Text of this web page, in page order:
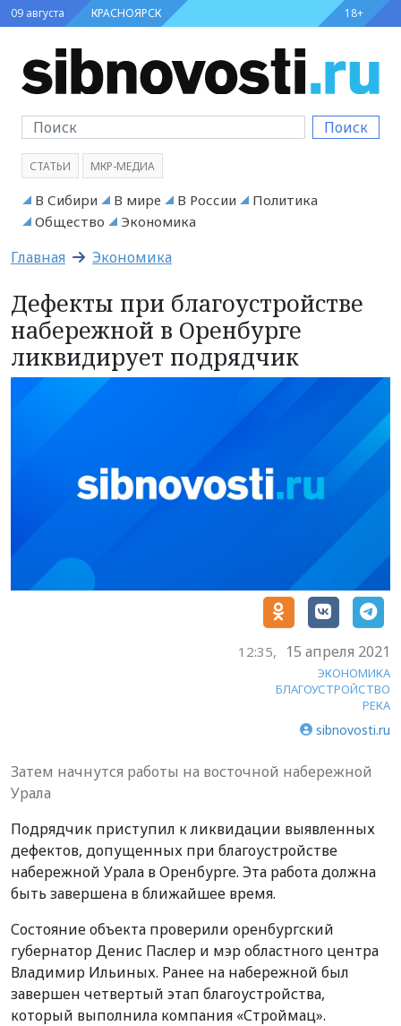
09 августа КРАСНОЯРСК 18+
Поиск
СТАТЬИ МКР-МЕДИА
В Сибири В мире В России
Политика
Общество
Экономика
Главная Экономика
Дефекты при благоустройстве
набережной в Оренбурге
ликвидирует подрядчик
12:35, 15 апреля 2021
ЭКОНОМИКА
БЛАГОУСТРОЙСТВО
РЕКА
sibnovosti.ru
Затем начнутся работы на восточной набережной
Урала
Подрядчик приступил к ликвидации выявленных
дефектов, допущенных при благоустройстве
набережной Урала в Оренбурге. Эта работа должна
быть завершена в ближайшее время.
Состояние объекта проверили оренбургский
губернатор Денис Паслер и мэр областного центра
Владимир Ильиных. Ранее на набережной был
завершен четвертый этап благоустройства,
который выполнила компания «Строймац».